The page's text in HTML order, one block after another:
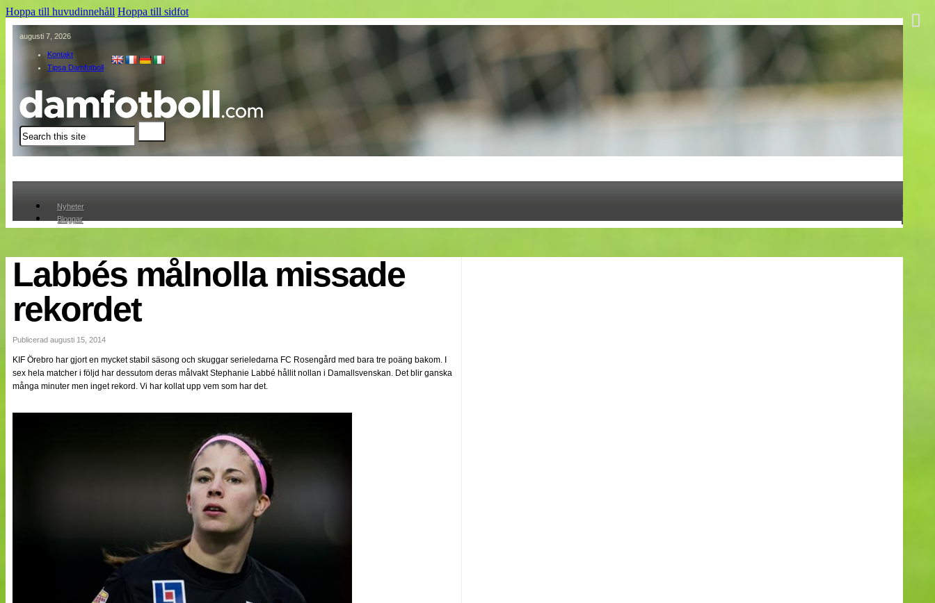
Hoppa till huvudinnehåll Hoppa till sidfot
augusti 7, 2026
Kontakt
Tipsa Damfotboll
Sök
Nyheter
Bloggar
Cuper
Medlemmar
Medlemsbilder
Om oss
NÄTverket
Nyheter
Bloggar
Webb-TV
Labbés målnolla missade
rekordet
Publicerad augusti 15, 2014
KIF Örebro har gjort en mycket stabil säsong och skuggar serieledarna FC Rosengård med bara tre poäng bakom. I
sex hela matcher i följd har dessutom deras målvakt Stephanie Labbé hållit nollan i Damallsvenskan. Det blir ganska
många minuter men inget rekord. Vi har kollat upp vem som har det.